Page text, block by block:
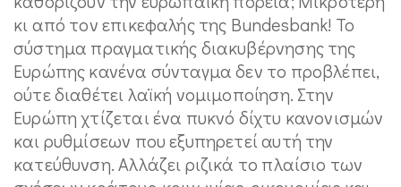
κι από τον επικεφαλής της Bundesbank! Το
σύστημα πραγματικής διακυβέρνησης της
Ευρώπης κανένα σύνταγμα δεν το προβλέπει,
ούτε διαθέτει λαϊκή νομιμοποίηση. Στην
Ευρώπη χτίζεται ένα πυκνό δίχτυ κανονισμών
και ρυθμίσεων που εξυπηρετεί αυτή την
κατεύθυνση. Αλλάζει ριζικά το πλαίσιο των